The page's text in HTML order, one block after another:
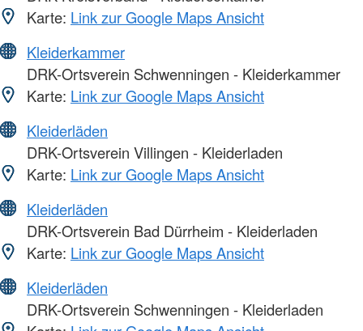
Karte: Link zur Google Maps Ansicht
Kleiderkammer
DRK-Ortsverein Schwenningen - Kleiderkammer
Karte: Link zur Google Maps Ansicht
Kleiderläden
DRK-Ortsverein Villingen - Kleiderladen
Karte: Link zur Google Maps Ansicht
Kleiderläden
DRK-Ortsverein Bad Dürrheim - Kleiderladen
Karte: Link zur Google Maps Ansicht
Kleiderläden
DRK-Ortsverein Schwenningen - Kleiderladen